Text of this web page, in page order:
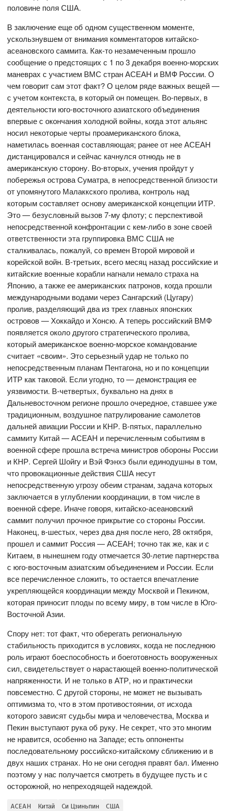
половине поля США.
В заключение еще об одном существенном моменте,
ускользнувшем от внимания комментаторов китайско-
асеановского саммита. Как-то незамеченным прошло
сообщение о предстоящих с 1 по 3 декабря военно-морских
маневрах с участием ВМС стран АСЕАН и ВМФ России. О
чем говорит сам этот факт? О целом ряде важных вещей —
с учетом контекста, в который он помещен. Во-первых, в
деятельности юго-восточного азиатского объединения
впервые с окончания холодной войны, когда этот альянс
носил некоторые черты проамериканского блока,
наметилась военная составляющая; ранее от нее АСЕАН
дистанцировался и сейчас качнулся отнюдь не в
американскую сторону. Во-вторых, учения пройдут у
побережья острова Суматра, в непосредственной близости
от упомянутого Малаккского пролива, контроль над
которым составляет основу американской концепции ИТР.
Это — безусловный вызов 7-му флоту; с перспективой
непосредственной конфронтации с кем-либо в зоне своей
ответственности эта группировка ВМС США не
сталкивалась, пожалуй, со времен Второй мировой и
корейской войн. В-третьих, всего месяц назад российские и
китайские военные корабли нагнали немало страха на
Японию, а также ее американских патронов, когда прошли
международными водами через Сангарский (Цугару)
пролив, разделяющий два из трех главных японских
островов — Хоккайдо и Хонсю. А теперь российский ВМФ
появляется около другого стратегического пролива,
который американское военно-морское командование
считает «своим». Это серьезный удар не только по
непосредственным планам Пентагона, но и по концепции
ИТР как таковой. Если угодно, то — демонстрация ее
уязвимости. В-четвертых, буквально на днях в
Дальневосточном регионе прошло очередное, ставшее уже
традиционным, воздушное патрулирование самолетов
дальней авиации России и КНР. В-пятых, параллельно
саммиту Китай — АСЕАН и перечисленным событиям в
военной сфере прошла встреча министров обороны России
и КНР. Сергей Шойгу и Вэй Фэнхэ были единодушны в том,
что провокационные действия США несут
непосредственную угрозу обеим странам, задача которых
заключается в углублении координации, в том числе в
военной сфере. Иначе говоря, китайско-асеановский
саммит получил прочное прикрытие со стороны России.
Наконец, в-шестых, через два дня после него, 28 октября,
прошел и саммит Россия — АСЕАН; точно так же, как и с
Китаем, в нынешнем году отмечается 30-летие партнерства
с юго-восточным азиатским объединением и России. Если
все перечисленное сложить, то остается впечатление
укрепляющейся координации между Москвой и Пекином,
которая приносит плоды по всему миру, в том числе в Юго-
Восточной Азии.
Спору нет: тот факт, что оберегать региональную
стабильность приходится в условиях, когда не последнюю
роль играют боеспособность и боеготовность вооруженных
сил, свидетельствует о нарастающей военно-политической
напряженности. И не только в АТР, но и практически
повсеместно. С другой стороны, не может не вызывать
оптимизма то, что в этом противостоянии, от исхода
которого зависят судьбы мира и человечества, Москва и
Пекин выступают рука об руку. Не секрет, что это многим
не нравится, особенно на Западе; есть оппоненты
последовательному российско-китайскому сближению и в
двух наших странах. Но не они сегодня правят бал. Именно
поэтому у нас получается смотреть в будущее пусть и с
осторожной, но непреходящей надеждой.
АСЕАН Китай Си Цзиньпин США